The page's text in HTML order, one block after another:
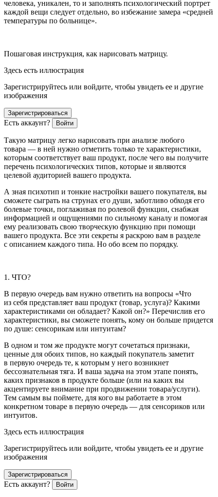
человека, уникален, то и заполнять психологический портрет
каждой вещи следует отдельно, во избежание замера «средней
температуры по больнице».
Пошаговая инструкция, как нарисовать матрицу.
Здесь есть иллюстрация
Зарегистрируйтесь или войдите, чтобы увидеть ее и другие
изображения
Зарегистрироваться
Есть аккаунт? Войти
Такую матрицу легко нарисовать при анализе любого
товара — в ней нужно отметить только те характеристики,
которым соответствует ваш продукт, после чего вы получите
перечень психологических типов, которые и являются
целевой аудиторией вашего продукта.
А зная психотип и тонкие настройки вашего покупателя, вы
сможете сыграть на струнах его души, заботливо обходя его
болевые точки, поглаживая по ролевой функции, снабжая
информацией и ощущениями по сильному каналу и помогая
ему реализовать свою творческую функцию при помощи
вашего продукта. Все эти секреты я раскрою вам в разделе
с описанием каждого типа. Но обо всем по порядку.
1. ЧТО?
В первую очередь вам нужно ответить на вопросы «Что
из себя представляет ваш продукт (товар, услуга)? Какими
характеристиками он обладает? Какой он?» Перечислив его
характеристики, вы сможете понять, кому он больше придется
по душе: сенсорикам или интуитам?
В одном и том же продукте могут сочетаться признаки,
ценные для обоих типов, но каждый покупатель заметит
в первую очередь те, к которым у него возникнет
бессознательная тяга. И ваша задача на этом этапе понять,
каких признаков в продукте больше (или на каких вы
акцентируете внимание при продвижении товара/услуги).
Тем самым вы поймете, для кого вы работаете в этом
конкретном товаре в первую очередь — для сенсориков или
интуитов.
Здесь есть иллюстрация
Зарегистрируйтесь или войдите, чтобы увидеть ее и другие
изображения
Зарегистрироваться
Есть аккаунт? Войти